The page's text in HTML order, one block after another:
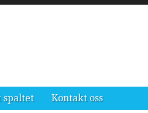
Kontakt oss